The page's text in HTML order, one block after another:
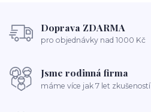
Doprava ZDARMA
pro objednávky nad 1000 Kč
Jsme rodinná firma
máme více jak 7 let zkušeností